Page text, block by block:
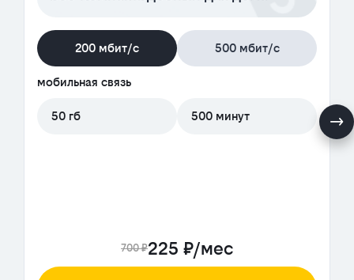
200 мбит/с 500 мбит/с
мобильная связь
50 гб 500 минут
700 ₽225 ₽/мес